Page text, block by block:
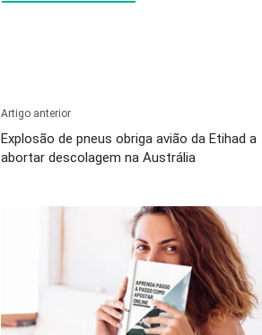
Artigo anterior
Explosão de pneus obriga avião da Etihad a
abortar descolagem na Austrália